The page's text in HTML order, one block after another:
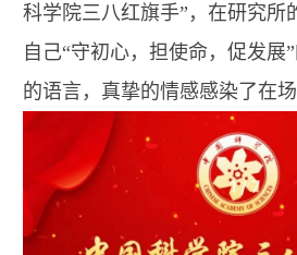
科学院三八红旗手”，在研究所
自己“守初心，担使命，促发展
的语言，真挚的情感感染了在场